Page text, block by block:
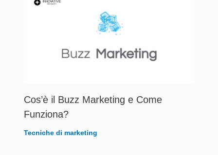
Cos’è il Buzz Marketing e Come
Funziona?
Tecniche di marketing